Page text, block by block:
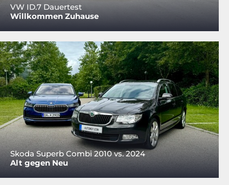
VW ID.7 Dauertest
Willkommen Zuhause
Skoda Superb Combi 2010 vs. 2024
Alt gegen Neu